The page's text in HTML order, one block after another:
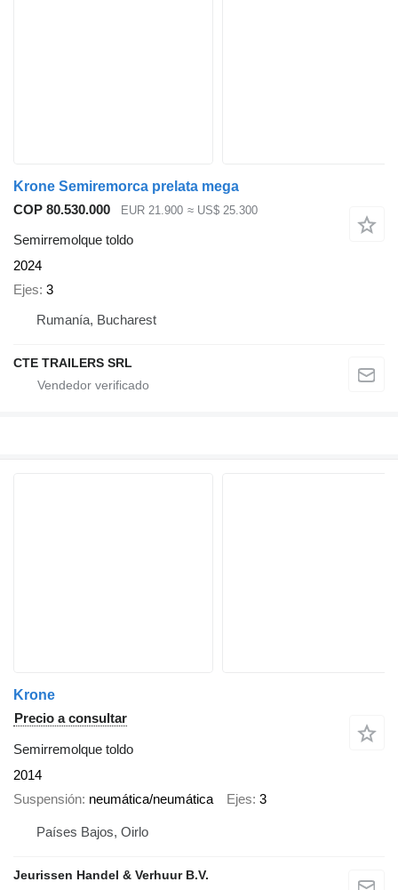
Krone Semiremorca prelata mega
COP 80.530.000
EUR 21.900 ≈ US$ 25.300
Semirremolque toldo
2024
Ejes 3
Rumanía, Bucharest
CTE TRAILERS SRL
Krone
Precio a consultar
Semirremolque toldo
2014
Suspensión neumática/neumática Ejes 3
Países Bajos, Oirlo
Jeurissen Handel & Verhuur B.V.